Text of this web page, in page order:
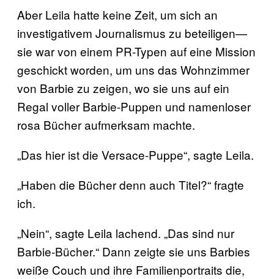
Aber Leila hatte keine Zeit, um sich an
investigativem Journalismus zu beteiligen—
sie war von einem PR-Typen auf eine Mission
geschickt worden, um uns das Wohnzimmer
von Barbie zu zeigen, wo sie uns auf ein
Regal voller Barbie-Puppen und namenloser
rosa Bücher aufmerksam machte.
„Das hier ist die Versace-Puppe“, sagte Leila.
„Haben die Bücher denn auch Titel?“ fragte
ich.
„Nein“, sagte Leila lachend. „Das sind nur
Barbie-Bücher.“ Dann zeigte sie uns Barbies
weiße Couch und ihre Familienportraits die,